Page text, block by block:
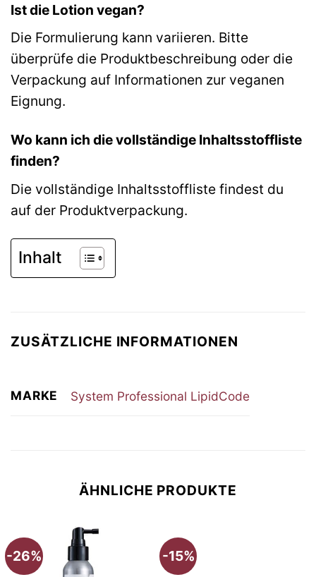
Ist die Lotion vegan?
Die Formulierung kann variieren. Bitte
überprüfe die Produktbeschreibung oder die
Verpackung auf Informationen zur veganen
Eignung.
Wo kann ich die vollständige Inhaltsstoffliste
finden?
Die vollständige Inhaltsstoffliste findest du
auf der Produktverpackung.
Inhalt
ZUSÄTZLICHE INFORMATIONEN
MARKE System Professional LipidCode
ÄHNLICHE PRODUKTE
-26% -15%